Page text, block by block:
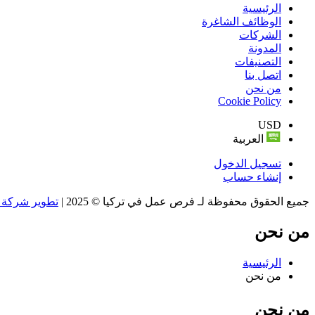
الرئيسية
الوظائف الشاغرة
الشركات
المدونة
التصنيفات
اتصل بنا
من نحن
Cookie Policy
USD
العربية
تسجيل الدخول
إنشاء حساب
جميع الحقوق محفوظة لـ فرص عمل في تركيا © 2025 | تطوير شركة
من نحن
الرئيسية
من نحن
من نحن